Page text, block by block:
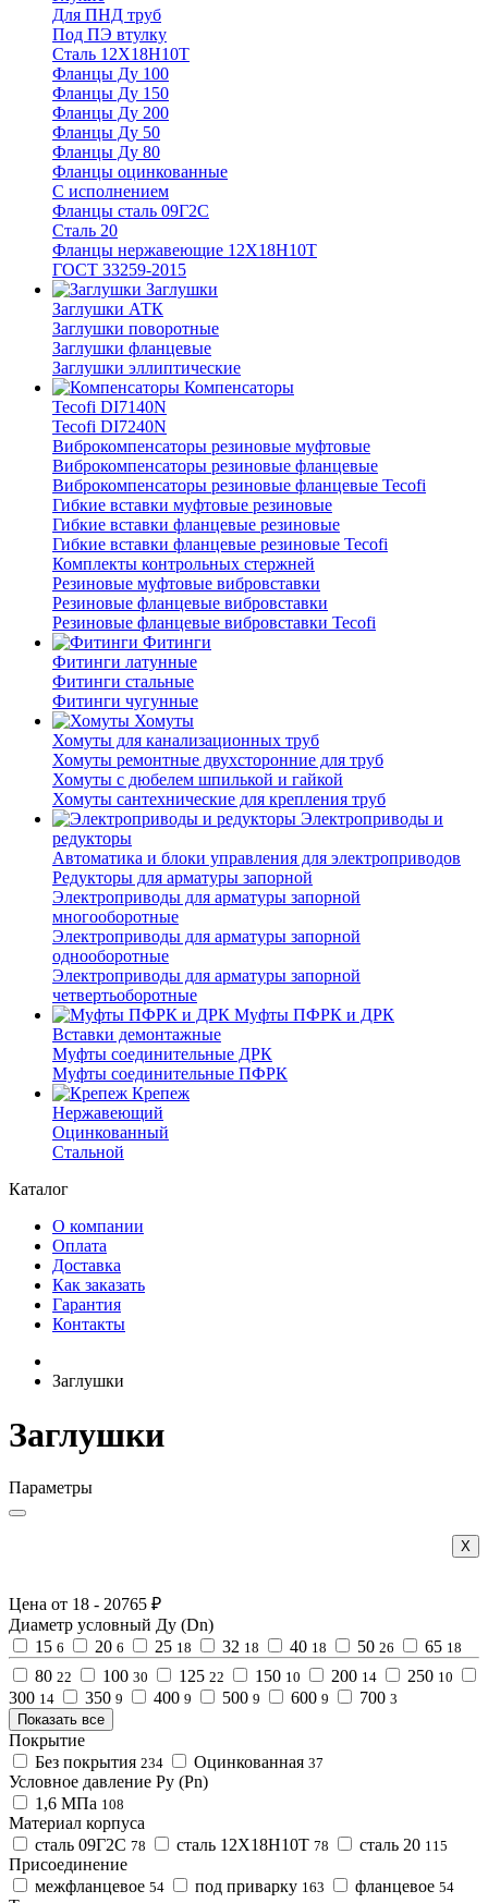
Для ПНД труб
Под ПЭ втулку
Сталь 12Х18Н10Т
Фланцы Ду 100
Фланцы Ду 150
Фланцы Ду 200
Фланцы Ду 50
Фланцы Ду 80
Фланцы оцинкованные
С исполнением
Фланцы сталь 09Г2С
Сталь 20
Фланцы нержавеющие 12Х18Н10Т
ГОСТ 33259-2015
Заглушки
Заглушки АТК
Заглушки поворотные
Заглушки фланцевые
Заглушки эллиптические
Компенсаторы
Tecofi DI7140N
Tecofi DI7240N
Виброкомпенсаторы резиновые муфтовые
Виброкомпенсаторы резиновые фланцевые
Виброкомпенсаторы резиновые фланцевые Tecofi
Гибкие вставки муфтовые резиновые
Гибкие вставки фланцевые резиновые
Гибкие вставки фланцевые резиновые Tecofi
Комплекты контрольных стержней
Резиновые муфтовые вибровставки
Резиновые фланцевые вибровставки
Резиновые фланцевые вибровставки Tecofi
Фитинги
Фитинги латунные
Фитинги стальные
Фитинги чугунные
Хомуты
Хомуты для канализационных труб
Хомуты ремонтные двухсторонние для труб
Хомуты с дюбелем шпилькой и гайкой
Хомуты сантехнические для крепления труб
Электроприводы и
редукторы
Автоматика и блоки управления для электроприводов
Редукторы для арматуры запорной
Электроприводы для арматуры запорной
многооборотные
Электроприводы для арматуры запорной
однооборотные
Электроприводы для арматуры запорной
четвертьоборотные
Муфты ПФРК и ДРК
Вставки демонтажные
Муфты соединительные ДРК
Муфты соединительные ПФРК
Крепеж
Нержавеющий
Оцинкованный
Стальной
Каталог
О компании
Оплата
Доставка
Как заказать
Гарантия
Контакты
Заглушки
Заглушки
Параметры
Х
Цена от 18 - 20765 ₽
Диаметр условный Ду (Dn)
15 6 20 6 25 18 32 18 40 18 50 26 65 18
80 22 100 30 125 22 150 10 200 14 250 10
300 14 350 9 400 9 500 9 600 9 700 3
Показать все
Покрытие
Без покрытия 234 Оцинкованная 37
Условное давление Ру (Pn)
1,6 МПа 108
Материал корпуса
сталь 09Г2С 78 сталь 12Х18Н10Т 78 сталь 20 115
Присоединение
межфланцевое 54 под приварку 163 фланцевое 54